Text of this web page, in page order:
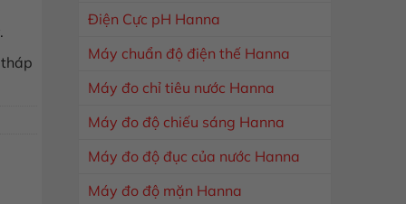
Điện Cực pH Hanna
Máy chuẩn độ điện thế Hanna
Máy đo chỉ tiêu nước Hanna
Máy đo độ chiếu sáng Hanna
Máy đo độ đục của nước Hanna
Máy đo độ mặn Hanna